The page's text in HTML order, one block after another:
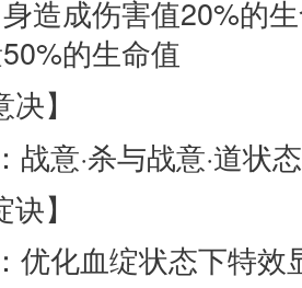
造成伤害值20%的
的生命值
】
意·杀与战意·道状
】
化血绽状态下特效